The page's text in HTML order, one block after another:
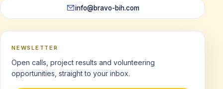
info@bravo-bih.com
NEWSLETTER
Open calls, project results and volunteering
opportunities, straight to your inbox.